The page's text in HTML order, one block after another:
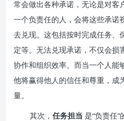
常会做出各种承诺，无论是对客
一个负责任的人，会将这些承诺
去兑现。这包括按时完成任务、
定等。无法兑现承诺，不仅会损
协作和组织效率。而当一个人能
他将赢得他人的信任和尊重，成
量。
其次， 任务担当 是“负责任